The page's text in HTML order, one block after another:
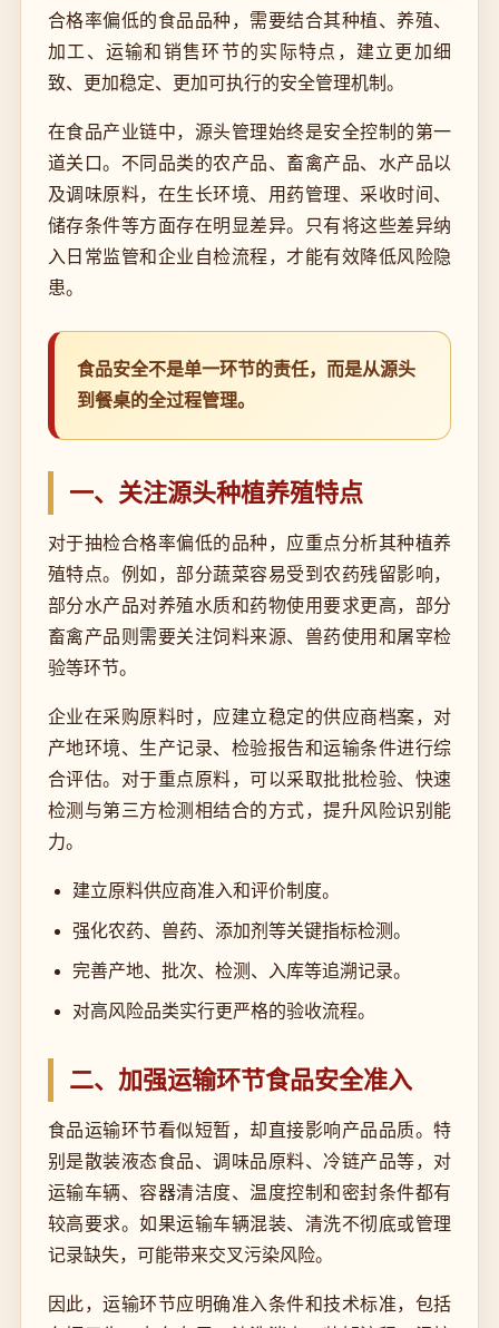
合格率偏低的食品品种，需要结合其种植、养殖、
加工、运输和销售环节的实际特点，建立更加细
致、更加稳定、更加可执行的安全管理机制。
在食品产业链中，源头管理始终是安全控制的第一
道关口。不同品类的农产品、畜禽产品、水产品以
及调味原料，在生长环境、用药管理、采收时间、
储存条件等方面存在明显差异。只有将这些差异纳
入日常监管和企业自检流程，才能有效降低风险隐
患。
食品安全不是单一环节的责任，而是从源头
到餐桌的全过程管理。
一、关注源头种植养殖特点
对于抽检合格率偏低的品种，应重点分析其种植养
殖特点。例如，部分蔬菜容易受到农药残留影响，
部分水产品对养殖水质和药物使用要求更高，部分
畜禽产品则需要关注饲料来源、兽药使用和屠宰检
验等环节。
企业在采购原料时，应建立稳定的供应商档案，对
产地环境、生产记录、检验报告和运输条件进行综
合评估。对于重点原料，可以采取批批检验、快速
检测与第三方检测相结合的方式，提升风险识别能
力。
建立原料供应商准入和评价制度。
强化农药、兽药、添加剂等关键指标检测。
完善产地、批次、检测、入库等追溯记录。
对高风险品类实行更严格的验收流程。
二、加强运输环节食品安全准入
食品运输环节看似短暂，却直接影响产品品质。特
别是散装液态食品、调味品原料、冷链产品等，对
运输车辆、容器清洁度、温度控制和密封条件都有
较高要求。如果运输车辆混装、清洗不彻底或管理
记录缺失，可能带来交叉污染风险。
因此，运输环节应明确准入条件和技术标准，包括